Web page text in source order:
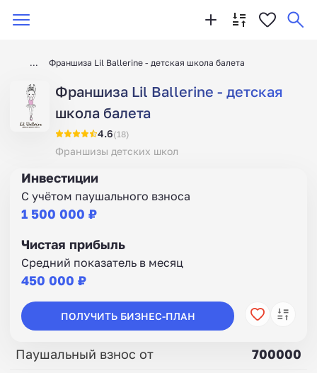
Франшиза Lil Ballerine - детская школа балета
Франшиза Lil Ballerine - детская
школа балета
4.6(18)
Франшизы детских школ
Инвестиции
С учётом паушального взноса
1 500 000 ₽
Чистая прибыль
Средний показатель в месяц
450 000 ₽
ПОЛУЧИТЬ БИЗНЕС-ПЛАН
Паушальный взнос от
700000